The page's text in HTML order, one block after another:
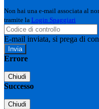
Non hai una e-mail associata al
tramite la Login Spaggiari
E-mail inviata, si prega di
Errore
Chiudi
Successo
Chiudi